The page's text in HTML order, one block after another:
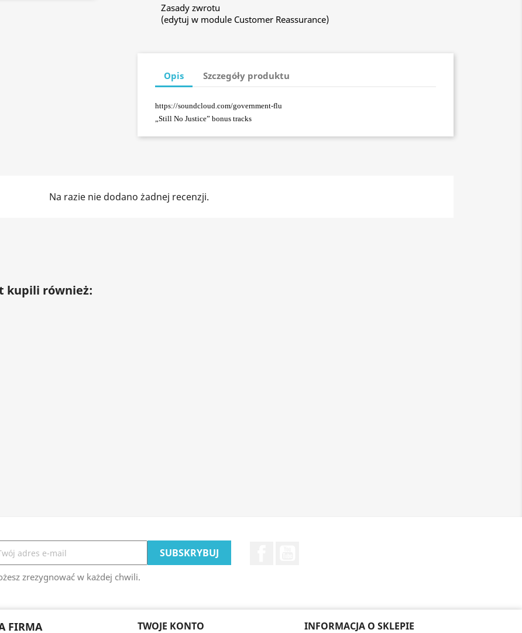
Zasady zwrotu
(edytuj w module Customer Reassurance)
Opis Szczegóły produktu
https://soundcloud.com/government-flu
„Still No Justice” bonus tracks
Na razie nie dodano żadnej recenzji.
kupili również:
zrezygnować w każdej chwili.
FIRMA TWOJE KONTO INFORMACJA O SKLEPIE